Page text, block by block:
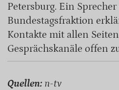
Petersburg. Ein
Bundestagsfraktion
Kontakte mit allen
Gesprächskanäle offen
Quellen: n-tv